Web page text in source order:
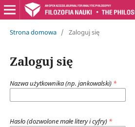
Strona domowa / Zaloguj się
Zaloguj się
Nazwa użytkownika (np. jankowalski) *
Hasło (dozwolone małe litery i cyfry) *